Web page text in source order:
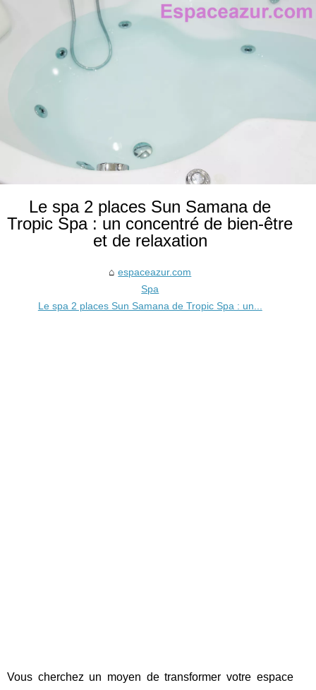
Le spa 2 places Sun Samana de
Tropic Spa : un concentré de bien-être
et de relaxation
espaceazur.com
Spa
Le spa 2 places Sun Samana de Tropic Spa : un...
Vous cherchez un moyen de transformer votre espace